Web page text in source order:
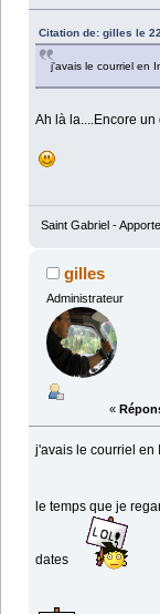
Citation de: gilles le
j'avais le courriel en
Ah là la....Encore
Saint Gabriel -
gilles
Administrateur
«
j'avais le courriel
le temps que je
dates